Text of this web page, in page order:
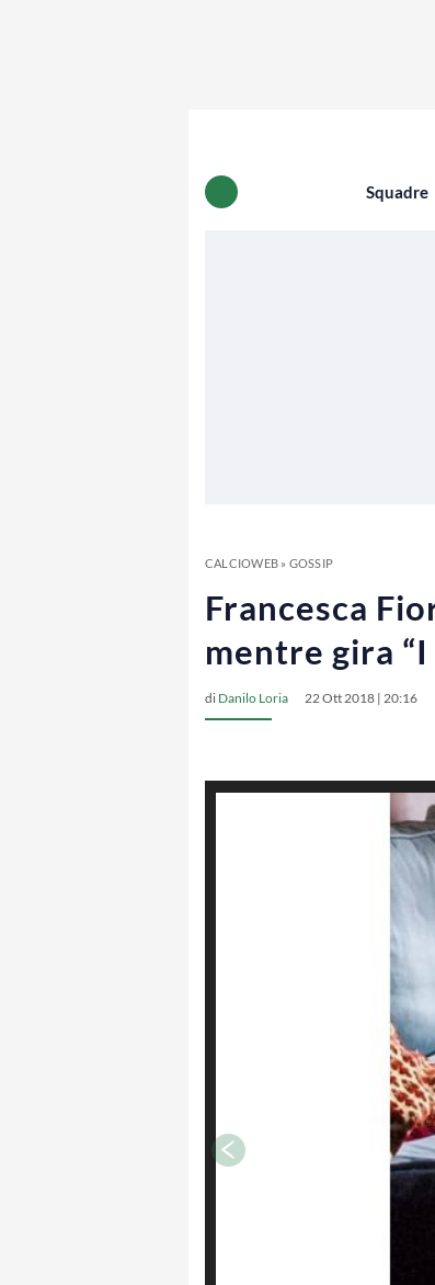
Squadre
CALCIOWEB» GOSSIP
Francesca
mentre gira
di Danilo Loria 22 Ott 2018 | 20:16